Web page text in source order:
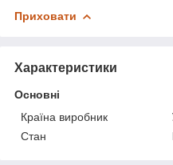
Приховати
Характеристики
Основні
Країна виробник
Стан